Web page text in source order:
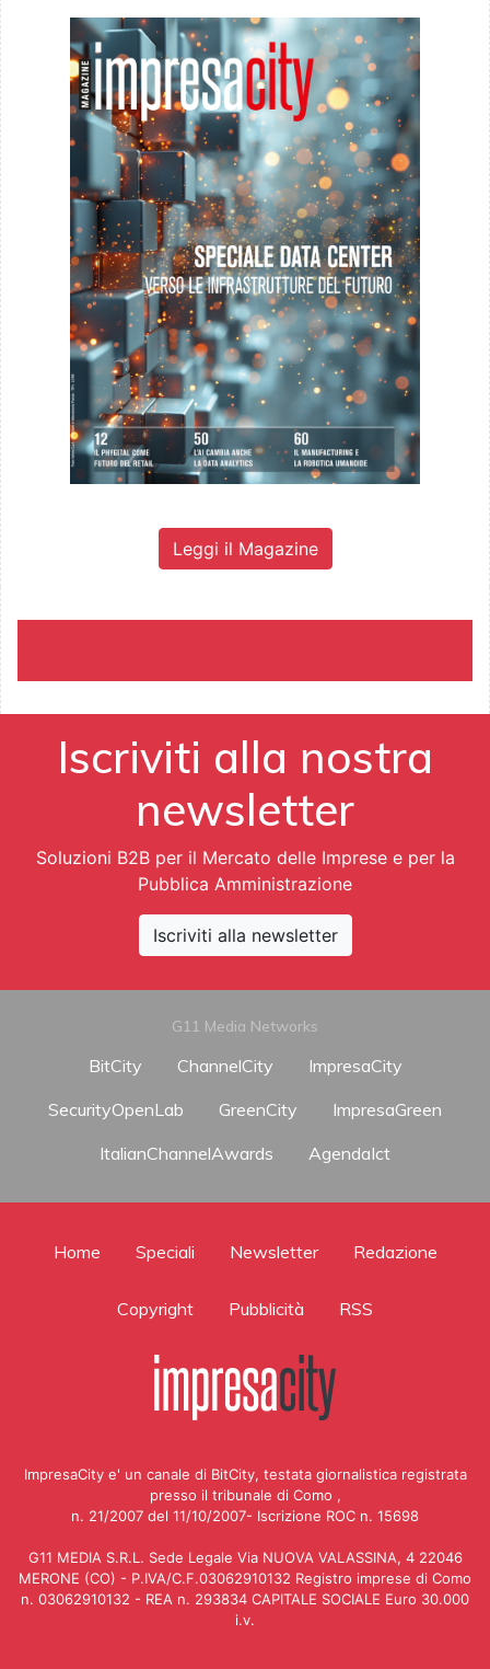
Leggi il Magazine
Iscriviti alla nostra
newsletter
Soluzioni B2B per il Mercato delle Imprese e per la
Pubblica Amministrazione
Iscriviti alla newsletter
G11 Media Networks
BitCity ChannelCity
ImpresaCity
SecurityOpenLab
GreenCity
ImpresaGreen
ItalianChannelAwards
AgendaIct
Home Speciali Newsletter Redazione
Copyright Pubblicità RSS
ImpresaCity e' un canale di BitCity, testata giornalistica registrata
presso il tribunale di Como ,
n. 21/2007 del 11/10/2007- Iscrizione ROC n. 15698
G11 MEDIA S.R.L. Sede Legale Via NUOVA VALASSINA, 4 22046
MERONE (CO) - P.IVA/C.F.03062910132 Registro imprese di Como
n. 03062910132 - REA n. 293834 CAPITALE SOCIALE Euro 30.000
i.v.